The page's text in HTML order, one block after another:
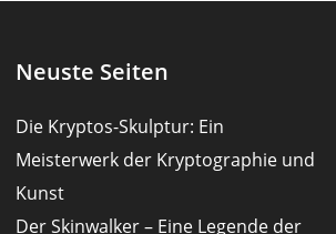
Neuste Seiten
Die Kryptos-Skulptur: Ein
Meisterwerk der Kryptographie und
Kunst
Der Skinwalker – Eine Legende der